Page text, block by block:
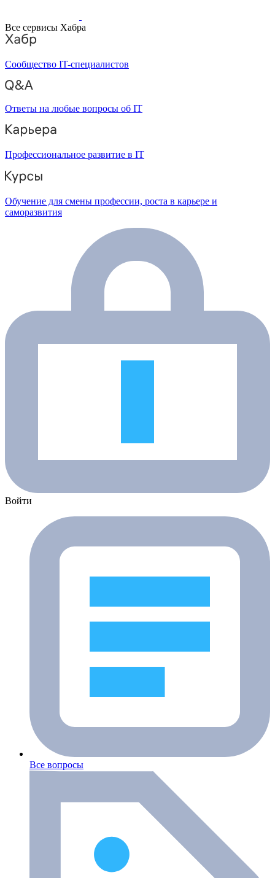
Все сервисы Хабра
Сообщество IT-специалистов
Ответы на любые вопросы об IT
Профессиональное развитие в IT
Обучение для смены профессии, роста в карьере и
саморазвития
Войти
Все вопросы